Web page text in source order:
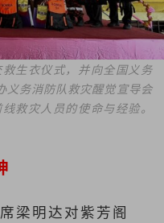
生衣仪式，并向全国义务
义务消防队救灾醒觉宣导会
救灾人员的使命与经验。
梁明达对紫芳阁